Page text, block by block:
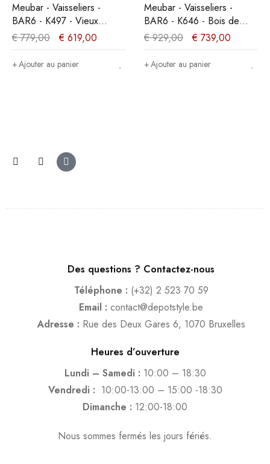
Meubar - Vaisseliers -
BAR6 - K497 - Vieux
Chêne/Imitation acier -
130x189x50cm
€779,00 € 619,00
Ajouter au panier
Meubar - Vaisseliers -
BAR6 - K646 - Bois de
marine foncé/Gris -
145x185x50cm
€929,00 € 739,00
Ajouter au panier
Des questions ? Contactez-nous
Téléphone : (+32) 2 523 70 59
Email : contact@depotstyle.be
Adresse : Rue des Deux Gares 6, 1070 Bruxelles
Heures d’ouverture
Lundi – Samedi : 10:00 – 18:30
Vendredi : 10:00-13:00 – 15:00 -18:30
Dimanche : 12:00-18:00
Nous sommes fermés les jours fériés.